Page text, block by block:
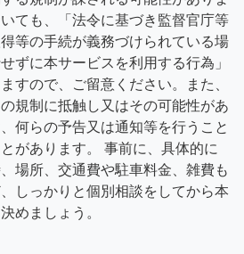
ても、「法令に基づき監督官庁等
等の手続が義務づけられている場
ずに本サービスを利用する行為」
すので、ご留意ください。また、
規制に抵触し又はその可能性があ
何らの予告又は通知等を行うこと
があります。 事前に、具体的に
場所、交通費や駐車料金、雑費も
しっかりと個別相談をしてから本
めましょう。